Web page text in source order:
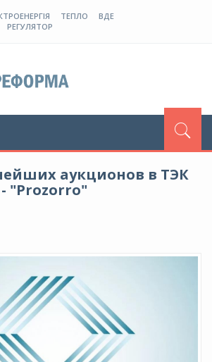
ТЕПЛО
ВДЕ
РЕГУЛЯТОР
аукционов в ТЭК
"Prozorro"